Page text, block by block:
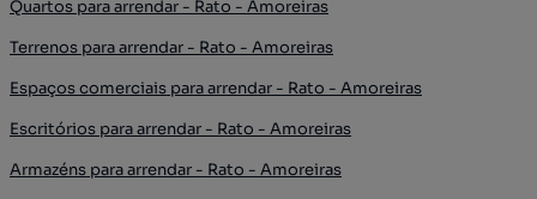
Quartos para arrendar - Rato - Amoreiras
Terrenos para arrendar - Rato - Amoreiras
Espaços comerciais para arrendar - Rato - Amoreiras
Escritórios para arrendar - Rato - Amoreiras
Armazéns para arrendar - Rato - Amoreiras